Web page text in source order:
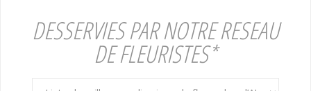
DESSERVIES PAR NOTRE RESEAU
DE FLEURISTES*